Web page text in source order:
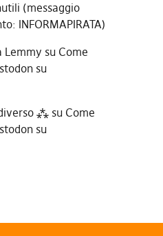
(messaggio
INFORMAPIRATA)
Lemmy su Come
su
⁂su Come
su